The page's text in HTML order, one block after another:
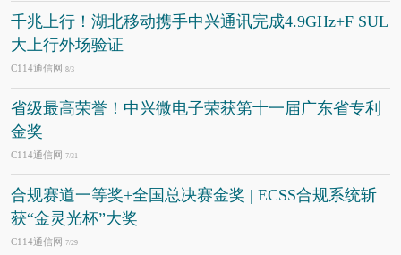
千兆上行！湖北移动携手中兴通讯完成4.9GHz+F SUL
大上行外场验证
C114通信网 8/3
省级最高荣誉！中兴微电子荣获第十一届广东省专利
金奖
C114通信网 7/31
合规赛道一等奖+全国总决赛金奖 | ECSS合规系统斩
获“金灵光杯”大奖
C114通信网 7/29